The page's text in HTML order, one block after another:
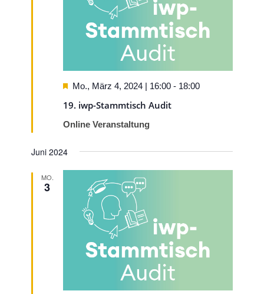
19. iwp-Stammtisch Audit
Hervorgehoben
Mo., März 4, 2024 | 16:00 - 18:00
Online Veranstaltung
Juni 2024
MO.
3